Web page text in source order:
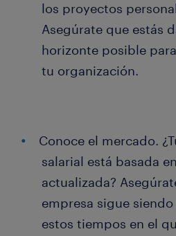
los proyectos
Asegúrate que estás
horizonte posible
tu organización.
Conoce el mercado.
salarial está basada
actualizada?
empresa sigue
estos tiempos en el